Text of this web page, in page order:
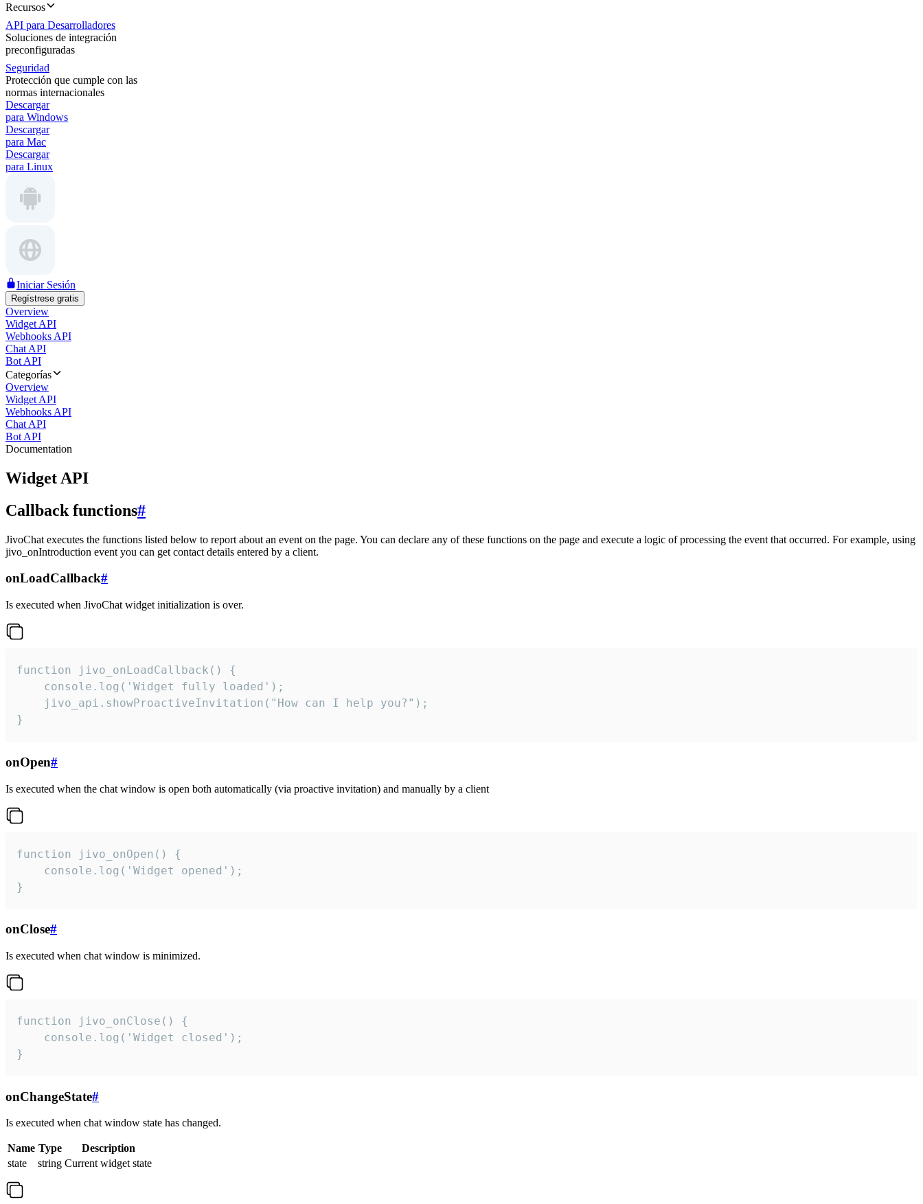
Recursos
API para Desarrolladores
Soluciones de integración
preconfiguradas
Seguridad
Protección que cumple con las
normas internacionales
Descargar
para Windows
Descargar
para Mac
Descargar
para Linux
Iniciar Sesión
Regístrese gratis
Overview
Widget API
Webhooks API
Chat API
Bot API
Categorías
Overview
Widget API
Webhooks API
Chat API
Bot API
Documentation
Widget API
Callback functions#
JivoChat executes the functions listed below to report about an event on the page. You can declare any of these functions on the page and execute a logic of processing the event that occurred. For example, using
jivo_onIntroduction event you can get contact details entered by a client.
onLoadCallback#
Is executed when JivoChat widget initialization is over.
function jivo_onLoadCallback() {
    console.log('Widget fully loaded');
    jivo_api.showProactiveInvitation("How can I help you?");
}
onOpen#
Is executed when the chat window is open both automatically (via proactive invitation) and manually by a client
function jivo_onOpen() {
    console.log('Widget opened');
}
onClose#
Is executed when chat window is minimized.
function jivo_onClose() {
    console.log('Widget closed');
}
onChangeState#
Is executed when chat window state has changed.
Name Type
Description
state
string Current widget state